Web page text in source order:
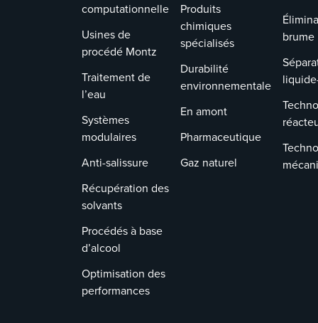
computationnelle
Usines de
procédé Montz
Traitement de
l’eau
Systèmes
modulaires
Anti-salissure
Récupération des
solvants
Procédés à base
d’alcool
Optimisation des
performances
Produits
chimiques
spécialisés
Durabilité
environnementale
En amont
Pharmaceutique
Gaz naturel
brume